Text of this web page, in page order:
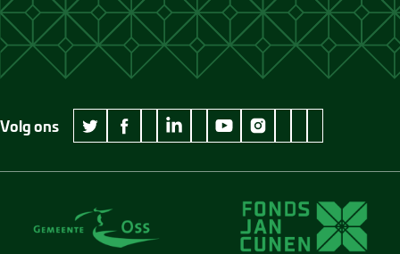
Volg ons
twitter Museum Jan Cunen
facebook Museum Jan Cunen
wikipedia Museum Jan Cunen
linkedin Museum Jan Cunen
googleplus Museum Jan Cunen
youtube Museum Jan Cunen
instagram Museum